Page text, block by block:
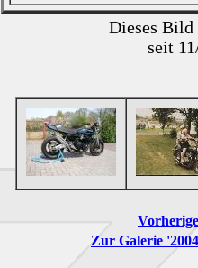
Dieses Bild
seit
Zur Galerie